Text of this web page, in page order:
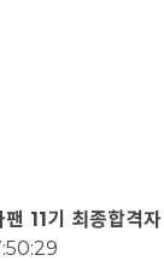
11기 최종합격